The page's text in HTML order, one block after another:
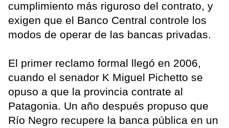
cumplimiento más riguroso del contrato, y
exigen que el Banco Central controle los
modos de operar de las bancas privadas.
El primer reclamo formal llegó en 2006,
cuando el senador K Miguel Pichetto se
opuso a que la provincia contrate al
Patagonia. Un año después propuso que
Río Negro recupere la banca pública en un